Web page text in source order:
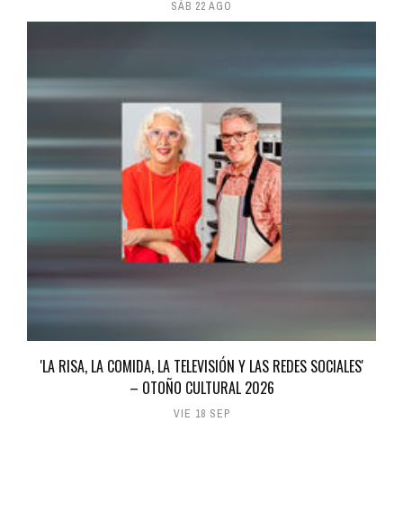
SÁB 22 AGO
'LA RISA, LA COMIDA, LA TELEVISIÓN Y LAS REDES SOCIALES'
– OTOÑO CULTURAL 2026
VIE 18 SEP